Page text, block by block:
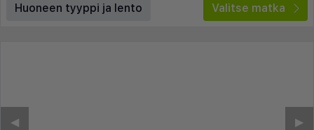
Huoneen tyyppi ja lento Valitse matka
▶︎
◀︎